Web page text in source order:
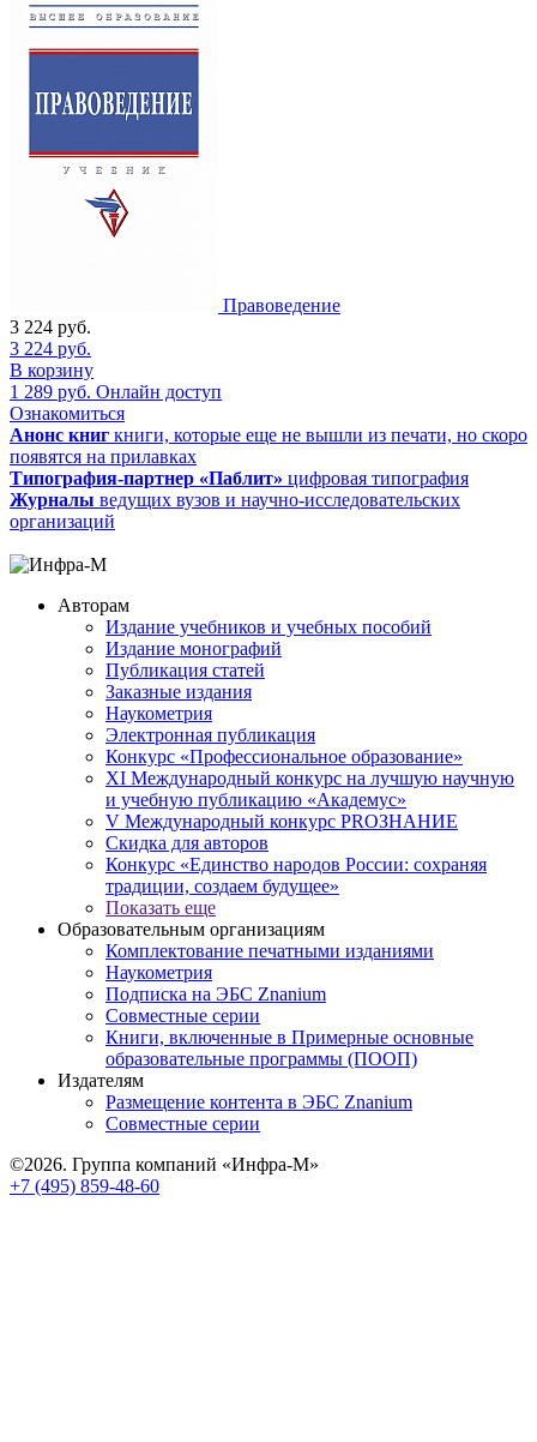
Правоведение
3 224 руб.
3 224 руб.
В корзину
1 289 руб. Онлайн доступ
Ознакомиться
Анонс книг книги, которые еще не вышли из печати, но скоро
появятся на прилавках
Типография-партнер «Паблит» цифровая типография
Журналы ведущих вузов и научно-исследовательских
организаций
Авторам
Издание учебников и учебных пособий
Издание монографий
Публикация статей
Заказные издания
Наукометрия
Электронная публикация
Конкурс «Профессиональное образование»
XI Международный конкурс на лучшую научную
и учебную публикацию «Академус»
V Международный конкурс PROЗНАНИЕ
Скидка для авторов
Конкурс «Единство народов России: сохраняя
традиции, создаем будущее»
Показать еще
Образовательным организациям
Комплектование печатными изданиями
Наукометрия
Подписка на ЭБС Znanium
Совместные серии
Книги, включенные в Примерные основные
образовательные программы (ПООП)
Издателям
Размещение контента в ЭБС Znanium
Совместные серии
©2026. Группа компаний «Инфра-М»
+7 (495) 859-48-60